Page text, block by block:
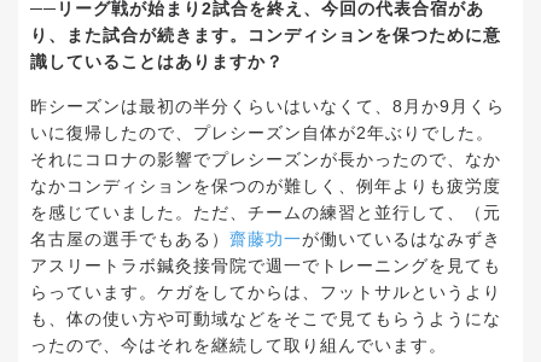
──リーグ戦が始まり2試合を終え、今回の代表合宿があ
り、また試合が続きます。コンディションを保つために意
識していることはありますか？
昨シーズンは最初の半分くらいはいなくて、8月か9月くら
いに復帰したので、プレシーズン自体が2年ぶりでした。
それにコロナの影響でプレシーズンが長かったので、なか
なかコンディションを保つのが難しく、例年よりも疲労度
を感じていました。ただ、チームの練習と並行して、（元
名古屋の選手でもある） 齋藤功一が働いているはなみずき
アスリートラボ鍼灸接骨院で週一でトレーニングを見ても
らっています。ケガをしてからは、フットサルというより
も、体の使い方や可動域などをそこで見てもらうようにな
ったので、今はそれを継続して取り組んでいます。